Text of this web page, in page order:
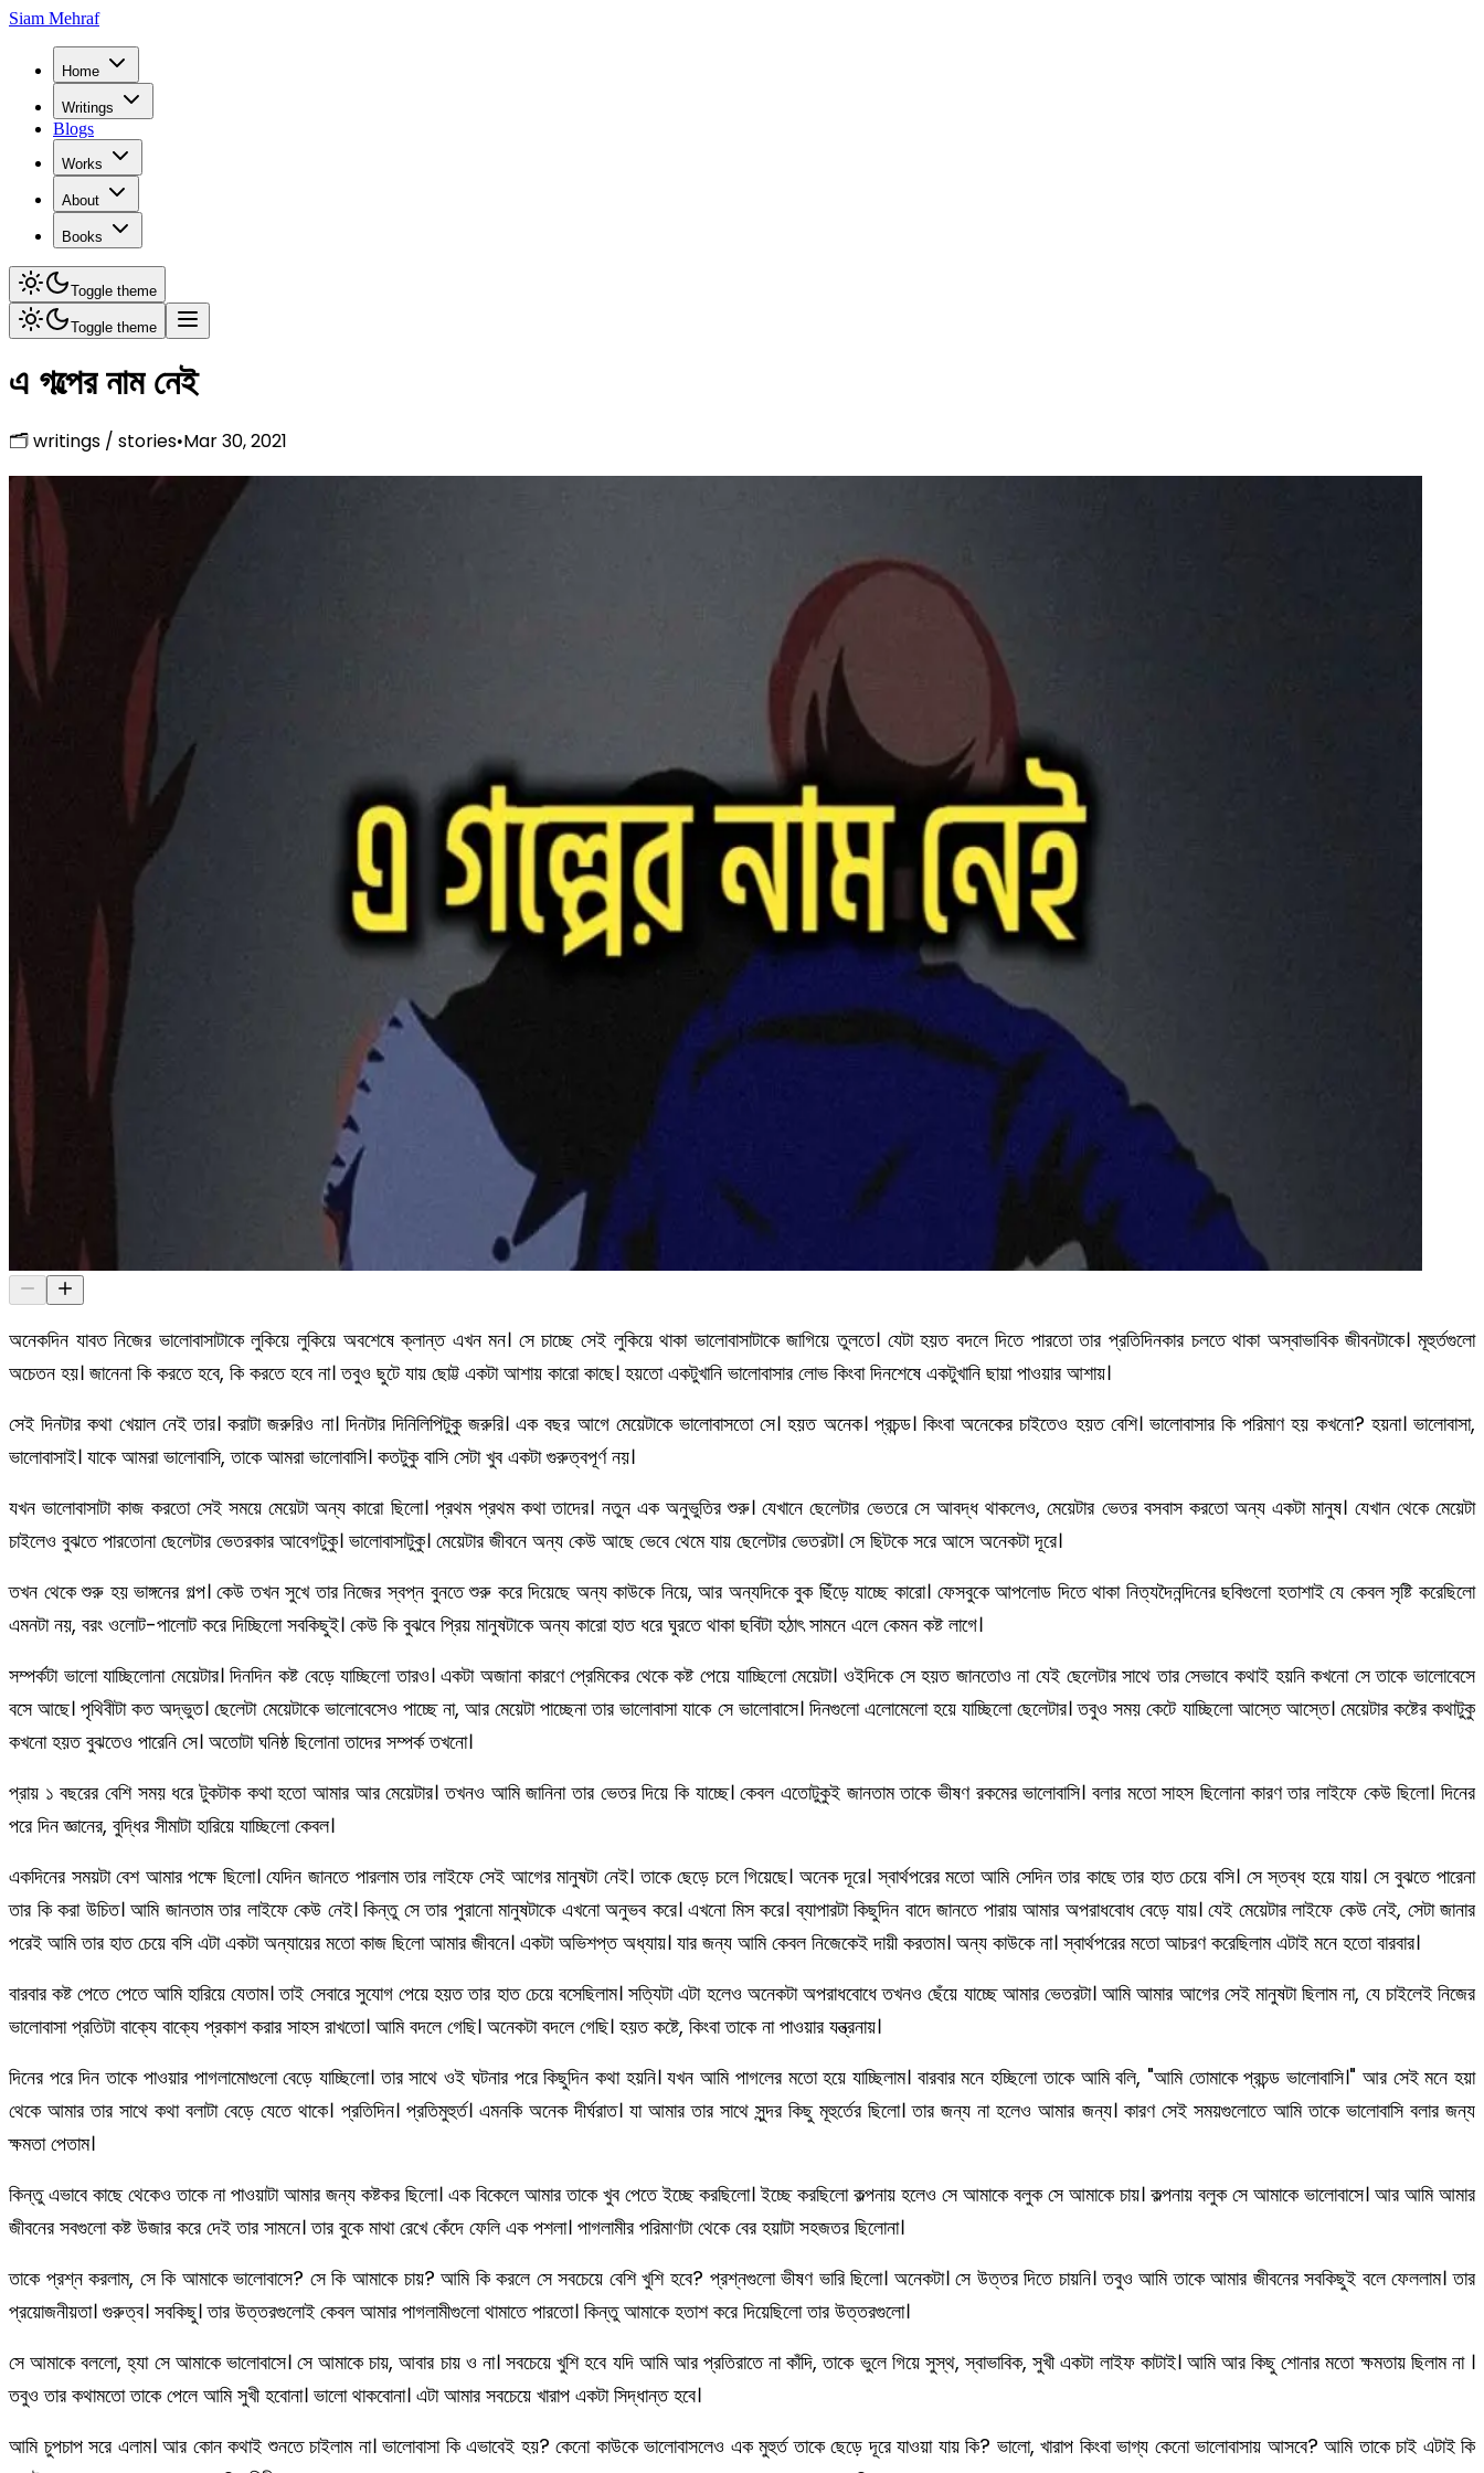
Siam Mehraf
Home
Writings
Blogs
Works
About
Books
Toggle theme
Toggle theme
এ গল্পের নাম নেই
🗂writings / stories•Mar 30, 2021
অনেকদিন যাবত নিজের ভালোবাসাটাকে লুকিয়ে লুকিয়ে অবশেষে ক্লান্ত এখন মন। সে চাচ্ছে সেই লুকিয়ে থাকা ভালোবাসাটাকে জাগিয়ে তুলতে। যেটা হয়ত বদলে দিতে পারতো তার প্রতিদিনকার চলতে থাকা অস্বাভাবিক জীবনটাকে। মূহুর্তগুলো
অচেতন হয়। জানেনা কি করতে হবে, কি করতে হবে না। তবুও ছুটে যায় ছোট্ট একটা আশায় কারো কাছে। হয়তো একটুখানি ভালোবাসার লোভ কিংবা দিনশেষে একটুখানি ছায়া পাওয়ার আশায়।
সেই দিনটার কথা খেয়াল নেই তার। করাটা জরুরিও না। দিনটার দিনিলিপিটুকু জরুরি। এক বছর আগে মেয়েটাকে ভালোবাসতো সে। হয়ত অনেক। প্রচন্ড। কিংবা অনেকের চাইতেও হয়ত বেশি। ভালোবাসার কি পরিমাণ হয় কখনো? হয়না। ভালোবাসা,
ভালোবাসাই। যাকে আমরা ভালোবাসি, তাকে আমরা ভালোবাসি। কতটুকু বাসি সেটা খুব একটা গুরুত্বপূর্ণ নয়।
যখন ভালোবাসাটা কাজ করতো সেই সময়ে মেয়েটা অন্য কারো ছিলো। প্রথম প্রথম কথা তাদের। নতুন এক অনুভুতির শুরু। যেখানে ছেলেটার ভেতরে সে আবদ্ধ থাকলেও, মেয়েটার ভেতর বসবাস করতো অন্য একটা মানুষ। যেখান থেকে মেয়েটা
চাইলেও বুঝতে পারতোনা ছেলেটার ভেতরকার আবেগটুকু। ভালোবাসাটুকু। মেয়েটার জীবনে অন্য কেউ আছে ভেবে থেমে যায় ছেলেটার ভেতরটা। সে ছিটকে সরে আসে অনেকটা দূরে।
তখন থেকে শুরু হয় ভাঙ্গনের গল্প। কেউ তখন সুখে তার নিজের স্বপ্ন বুনতে শুরু করে দিয়েছে অন্য কাউকে নিয়ে, আর অন্যদিকে বুক ছিঁড়ে যাচ্ছে কারো। ফেসবুকে আপলোড দিতে থাকা নিত্যদৈনন্দিনের ছবিগুলো হতাশাই যে কেবল সৃষ্টি করেছিলো
এমনটা নয়, বরং ওলোট-পালোট করে দিচ্ছিলো সবকিছুই। কেউ কি বুঝবে প্রিয় মানুষটাকে অন্য কারো হাত ধরে ঘুরতে থাকা ছবিটা হঠাৎ সামনে এলে কেমন কষ্ট লাগে।
সম্পর্কটা ভালো যাচ্ছিলোনা মেয়েটার। দিনদিন কষ্ট বেড়ে যাচ্ছিলো তারও। একটা অজানা কারণে প্রেমিকের থেকে কষ্ট পেয়ে যাচ্ছিলো মেয়েটা। ওইদিকে সে হয়ত জানতোও না যেই ছেলেটার সাথে তার সেভাবে কথাই হয়নি কখনো সে তাকে ভালোবেসে
বসে আছে। পৃথিবীটা কত অদ্ভুত। ছেলেটা মেয়েটাকে ভালোবেসেও পাচ্ছে না, আর মেয়েটা পাচ্ছেনা তার ভালোবাসা যাকে সে ভালোবাসে। দিনগুলো এলোমেলো হয়ে যাচ্ছিলো ছেলেটার। তবুও সময় কেটে যাচ্ছিলো আস্তে আস্তে। মেয়েটার কষ্টের কথাটুকু
কখনো হয়ত বুঝতেও পারেনি সে। অতোটা ঘনিষ্ঠ ছিলোনা তাদের সম্পর্ক তখনো।
প্রায় ১ বছরের বেশি সময় ধরে টুকটাক কথা হতো আমার আর মেয়েটার। তখনও আমি জানিনা তার ভেতর দিয়ে কি যাচ্ছে। কেবল এতোটুকুই জানতাম তাকে ভীষণ রকমের ভালোবাসি। বলার মতো সাহস ছিলোনা কারণ তার লাইফে কেউ ছিলো। দিনের
পরে দিন জ্ঞানের, বুদ্ধির সীমাটা হারিয়ে যাচ্ছিলো কেবল।
একদিনের সময়টা বেশ আমার পক্ষে ছিলো। যেদিন জানতে পারলাম তার লাইফে সেই আগের মানুষটা নেই। তাকে ছেড়ে চলে গিয়েছে। অনেক দূরে। স্বার্থপরের মতো আমি সেদিন তার কাছে তার হাত চেয়ে বসি। সে স্তব্ধ হয়ে যায়। সে বুঝতে পারেনা
তার কি করা উচিত। আমি জানতাম তার লাইফে কেউ নেই। কিন্তু সে তার পুরানো মানুষটাকে এখনো অনুভব করে। এখনো মিস করে। ব্যাপারটা কিছুদিন বাদে জানতে পারায় আমার অপরাধবোধ বেড়ে যায়। যেই মেয়েটার লাইফে কেউ নেই, সেটা জানার
পরেই আমি তার হাত চেয়ে বসি এটা একটা অন্যায়ের মতো কাজ ছিলো আমার জীবনে। একটা অভিশপ্ত অধ্যায়। যার জন্য আমি কেবল নিজেকেই দায়ী করতাম। অন্য কাউকে না। স্বার্থপরের মতো আচরণ করেছিলাম এটাই মনে হতো বারবার।
বারবার কষ্ট পেতে পেতে আমি হারিয়ে যেতাম। তাই সেবারে সুযোগ পেয়ে হয়ত তার হাত চেয়ে বসেছিলাম। সত্যিটা এটা হলেও অনেকটা অপরাধবোধে তখনও ছেঁয়ে যাচ্ছে আমার ভেতরটা। আমি আমার আগের সেই মানুষটা ছিলাম না, যে চাইলেই নিজের
ভালোবাসা প্রতিটা বাক্যে বাক্যে প্রকাশ করার সাহস রাখতো। আমি বদলে গেছি। অনেকটা বদলে গেছি। হয়ত কষ্টে, কিংবা তাকে না পাওয়ার যন্ত্রনায়।
দিনের পরে দিন তাকে পাওয়ার পাগলামোগুলো বেড়ে যাচ্ছিলো। তার সাথে ওই ঘটনার পরে কিছুদিন কথা হয়নি। যখন আমি পাগলের মতো হয়ে যাচ্ছিলাম। বারবার মনে হচ্ছিলো তাকে আমি বলি, "আমি তোমাকে প্রচন্ড ভালোবাসি।" আর সেই মনে হয়া
থেকে আমার তার সাথে কথা বলাটা বেড়ে যেতে থাকে। প্রতিদিন। প্রতিমুহুর্ত। এমনকি অনেক দীর্ঘরাত। যা আমার তার সাথে সুন্দর কিছু মূহুর্তের ছিলো। তার জন্য না হলেও আমার জন্য। কারণ সেই সময়গুলোতে আমি তাকে ভালোবাসি বলার জন্য
ক্ষমতা পেতাম।
কিন্তু এভাবে কাছে থেকেও তাকে না পাওয়াটা আমার জন্য কষ্টকর ছিলো। এক বিকেলে আমার তাকে খুব পেতে ইচ্ছে করছিলো। ইচ্ছে করছিলো কল্পনায় হলেও সে আমাকে বলুক সে আমাকে চায়। কল্পনায় বলুক সে আমাকে ভালোবাসে। আর আমি আমার
জীবনের সবগুলো কষ্ট উজার করে দেই তার সামনে। তার বুকে মাথা রেখে কেঁদে ফেলি এক পশলা। পাগলামীর পরিমাণটা থেকে বের হয়াটা সহজতর ছিলোনা।
তাকে প্রশ্ন করলাম, সে কি আমাকে ভালোবাসে? সে কি আমাকে চায়? আমি কি করলে সে সবচেয়ে বেশি খুশি হবে? প্রশ্নগুলো ভীষণ ভারি ছিলো। অনেকটা। সে উত্তর দিতে চায়নি। তবুও আমি তাকে আমার জীবনের সবকিছুই বলে ফেললাম। তার
প্রয়োজনীয়তা। গুরুত্ব। সবকিছু। তার উত্তরগুলোই কেবল আমার পাগলামীগুলো থামাতে পারতো। কিন্তু আমাকে হতাশ করে দিয়েছিলো তার উত্তরগুলো।
সে আমাকে বললো, হ্যা সে আমাকে ভালোবাসে। সে আমাকে চায়, আবার চায় ও না। সবচেয়ে খুশি হবে যদি আমি আর প্রতিরাতে না কাঁদি, তাকে ভুলে গিয়ে সুস্থ, স্বাভাবিক, সুখী একটা লাইফ কাটাই। আমি আর কিছু শোনার মতো ক্ষমতায় ছিলাম না ।
তবুও তার কথামতো তাকে পেলে আমি সুখী হবোনা। ভালো থাকবোনা। এটা আমার সবচেয়ে খারাপ একটা সিদ্ধান্ত হবে।
আমি চুপচাপ সরে এলাম। আর কোন কথাই শুনতে চাইলাম না। ভালোবাসা কি এভাবেই হয়? কেনো কাউকে ভালোবাসলেও এক মুহুর্ত তাকে ছেড়ে দূরে যাওয়া যায় কি? ভালো, খারাপ কিংবা ভাগ্য কেনো ভালোবাসায় আসবে? আমি তাকে চাই এটাই কি